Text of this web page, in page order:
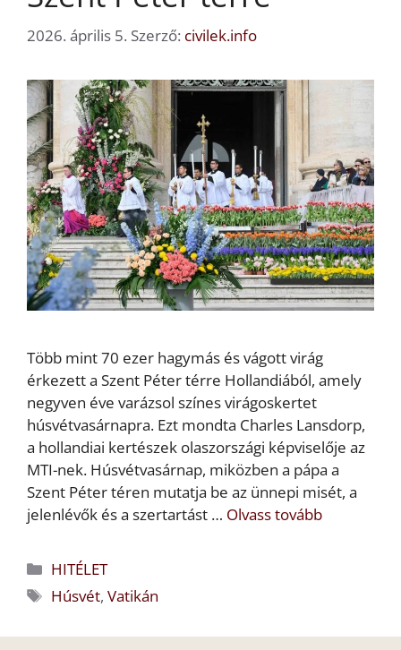
2026. április 5. Szerző: civilek.info
Több mint 70 ezer hagymás és vágott virág
érkezett a Szent Péter térre Hollandiából, amely
negyven éve varázsol színes virágoskertet
húsvétvasárnapra. Ezt mondta Charles Lansdorp,
a hollandiai kertészek olaszországi képviselője az
MTI-nek. Húsvétvasárnap, miközben a pápa a
Szent Péter téren mutatja be az ünnepi misét, a
jelenlévők és a szertartást … Olvass tovább
Kategória
HITÉLET
Címkék
Húsvét,Vatikán